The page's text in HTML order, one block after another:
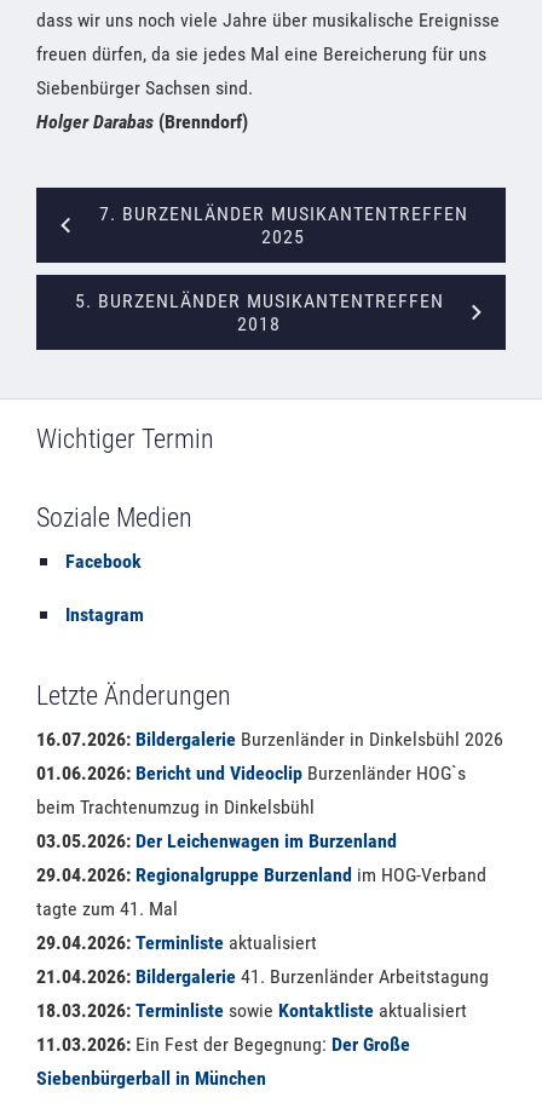
dass wir uns noch viele Jahre über musikalische Ereignisse
freuen dürfen, da sie jedes Mal eine Bereicherung für uns
Siebenbürger Sachsen sind.
Holger Darabas (Brenndorf)
7. BURZENLÄNDER MUSIKANTENTREFFEN
2025
5. BURZENLÄNDER MUSIKANTENTREFFEN
2018
Wichtiger Termin
Soziale Medien
Facebook
Instagram
Letzte Änderungen
16.07.2026: Bildergalerie Burzenländer in Dinkelsbühl 2026
01.06.2026: Bericht und Videoclip Burzenländer HOG`s
beim Trachtenumzug in Dinkelsbühl
03.05.2026: Der Leichenwagen im Burzenland
29.04.2026: Regionalgruppe Burzenland im HOG-Verband
tagte zum 41. Mal
29.04.2026: Terminliste aktualisiert
21.04.2026: Bildergalerie 41. Burzenländer Arbeitstagung
18.03.2026: Terminliste sowie Kontaktliste aktualisiert
11.03.2026: Ein Fest der Begegnung: Der Große
Siebenbürgerball in München